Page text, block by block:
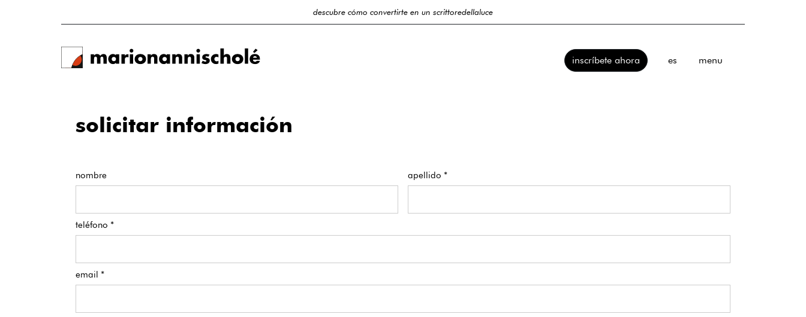
descubre cómo convertirte en un scrittoredellaluce
inscríbete ahora es menu
solicitar información
nombre apellido *
teléfono *
email *